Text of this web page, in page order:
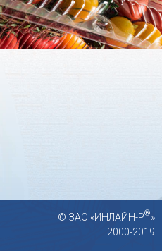
© ЗАО «ИНЛАЙН-Р
»
2000-2019